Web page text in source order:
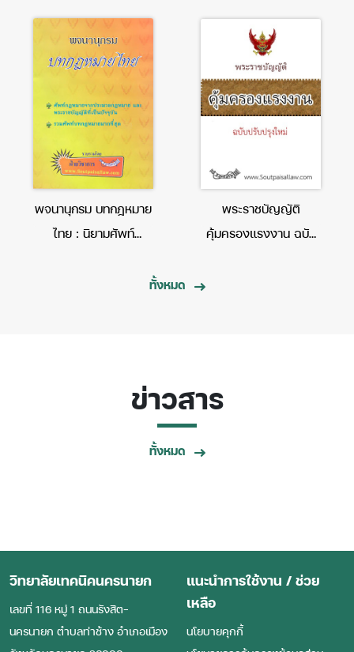
กับคอมพิวเตอร์
พจนานุกรม บทกฎหมาย
ไทย : นิยามศัพท์
พระราชบัญญัติ
คุ้มครองแรงงาน ฉบับ
ทั้งหมด
ข่าวสาร
ทั้งหมด
วิทยาลัยเทคนิคนครนายก
เลขที่ 116 หมู่ 1 ถนนรังสิต–
นครนายก ตำบลท่าช้าง อำเภอเมือง
แนะนำการใช้งาน / ช่วย
เหลือ
นโยบายคุกกี้